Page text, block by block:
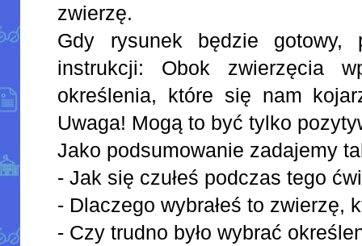
zwierzę.
Gdy rysunek będzie gotowy,
instrukcji: Obok zwierzęcia
określenia, które się nam
Uwaga! Mogą to być tylko
Jako podsumowanie zadajemy
- Jak się czułeś podczas tego
- Dlaczego wybrałeś to zwierzę,
- Czy trudno było wybrać